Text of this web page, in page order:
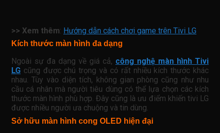
>> Xem thêm: Hướng dẫn cách chơi game trên Tivi LG
Kích thước màn hình đa dạng
Ngoài sự đa dạng về giá cả, công nghệ màn hình Tivi
LG cũng được chú trọng và có rất nhiều kích thước khác
nhau. Tùy vào diện tích, không gian phòng cũng như nhu
cầu cá nhân mà người tiêu dùng có thể lựa chọn các kích
thước màn hình phù hợp. Đây cũng là ưu điểm khiến tivi LG
được nhiều người ưa chuộng và tin dùng.
Sở hữu màn hình cong OLED hiện đại